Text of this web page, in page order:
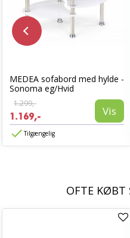
MEDEA sofabord med hylde -
Sonoma eg/Hvid
1.299,-
1.169,- Vis
Tilgængelig
OFTE KØBT